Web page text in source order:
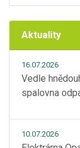
Aktuality
16.07.2026
Vedle
spalovna
10.07.2026